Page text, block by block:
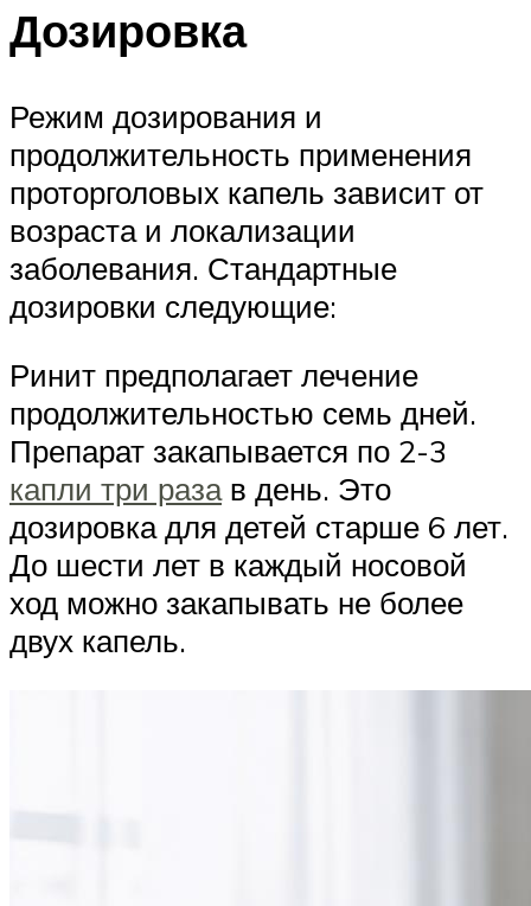
Дозировка
Режим дозирования и
продолжительность применения
проторголовых капель зависит от
возраста и локализации
заболевания. Стандартные
дозировки следующие:
Ринит предполагает лечение
продолжительностью семь дней.
Препарат закапывается по 2-3
капли три разав день. Это
дозировка для детей старше 6 лет.
До шести лет в каждый носовой
ход можно закапывать не более
двух капель.